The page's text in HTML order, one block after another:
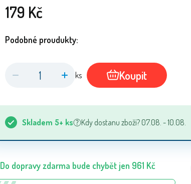
179 Kč
Podobné proudukty:
ks Koupit
Skladem 5+ ks Kdy dostanu zboží? 07.08. - 10.08.
Do dopravy zdarma bude chybět jen 961 Kč